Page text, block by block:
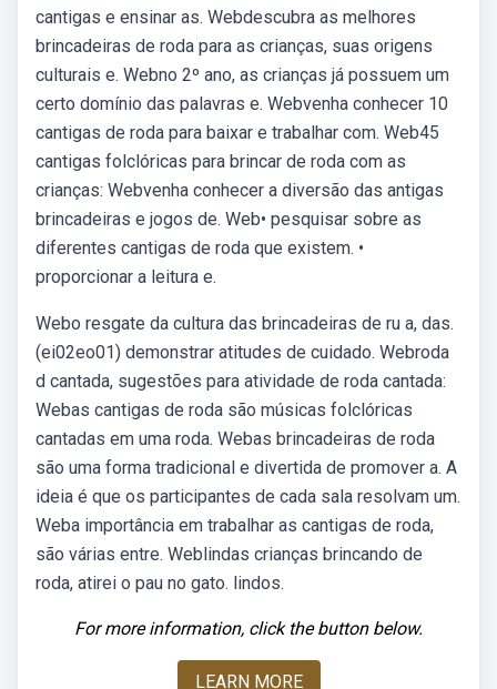
cantigas e ensinar as. Webdescubra as melhores
brincadeiras de roda para as crianças, suas origens
culturais e. Webno 2º ano, as crianças já possuem um
certo domínio das palavras e. Webvenha conhecer 10
cantigas de roda para baixar e trabalhar com. Web45
cantigas folclóricas para brincar de roda com as
crianças: Webvenha conhecer a diversão das antigas
brincadeiras e jogos de. Web• pesquisar sobre as
diferentes cantigas de roda que existem. •
proporcionar a leitura e.
Webo resgate da cultura das brincadeiras de ru a, das.
(ei02eo01) demonstrar atitudes de cuidado. Webroda
d cantada, sugestões para atividade de roda cantada:
Webas cantigas de roda são músicas folclóricas
cantadas em uma roda. Webas brincadeiras de roda
são uma forma tradicional e divertida de promover a. A
ideia é que os participantes de cada sala resolvam um.
Weba importância em trabalhar as cantigas de roda,
são várias entre. Weblindas crianças brincando de
roda, atirei o pau no gato. lindos.
For more information, click the button below.
LEARN MORE